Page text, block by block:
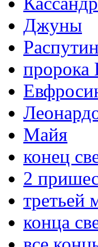
Джуны
пророка
Майя
конец
2
третьей
конца